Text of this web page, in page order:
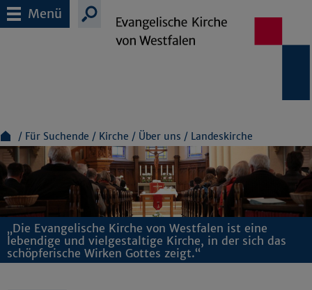
Menü
Für Suchende Kirche Über uns Landeskirche
„Die Evangelische Kirche von Westfalen ist eine
lebendige und vielgestaltige Kirche, in der sich das
schöpferische Wirken Gottes zeigt.“